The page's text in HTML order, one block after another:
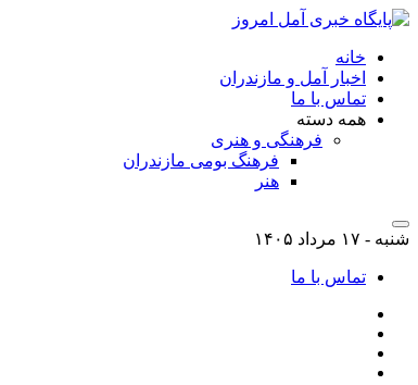
خانه
اخبار آمل و مازندران
تماس با ما
همه دسته
فرهنگی و هنری
فرهنگ بومی مازندران
هنر
شنبه - ۱۷ مرداد ۱۴۰۵
تماس با ما